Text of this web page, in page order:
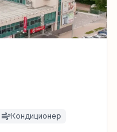
Кондиционер